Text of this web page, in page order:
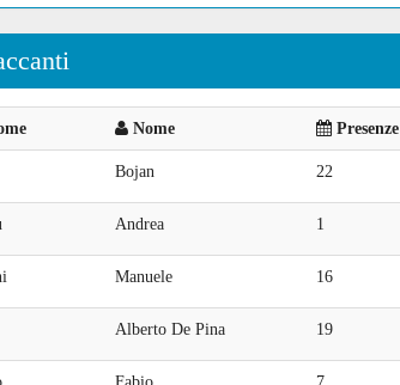
Nome Presenze
Bojan 22
Andrea 1
Manuele 16
Alberto De Pina 19